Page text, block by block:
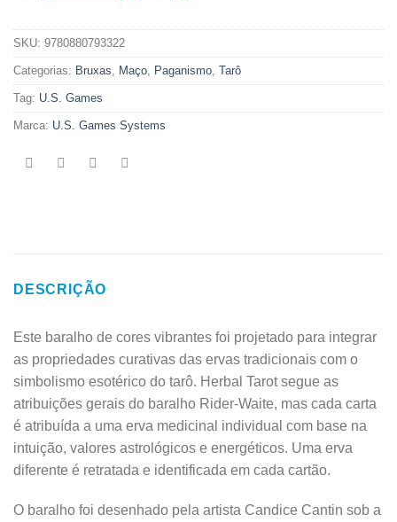
SKU: 9780880793322
Categorias: Bruxas Maço Paganismo Tarô
Tag: U.S. Games
Marca: U.S. Games Systems
DESCRIÇÃO
Este baralho de cores vibrantes foi projetado para integrar
as propriedades curativas das ervas tradicionais com o
simbolismo esotérico do tarô. Herbal Tarot segue as
atribuições gerais do baralho Rider-Waite, mas cada carta
é atribuída a uma erva medicinal individual com base na
intuição, valores astrológicos e energéticos. Uma erva
diferente é retratada e identificada em cada cartão.
O baralho foi desenhado pela artista Candice Cantin sob a